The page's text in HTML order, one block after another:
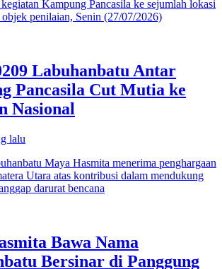
Labuhanbatu Antar
Pancasila Cut Mutia ke
Nasional
lalu
Bawa Nama
Bersinar di Panggung